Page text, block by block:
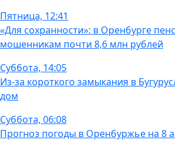
Пятница, 12:41
«Для сохранности»: в Оренбурге
мошенникам почти 8,6 млн рублей
Суббота, 14:05
Из-за короткого замыкания в
дом
Суббота, 06:08
Прогноз погоды в Оренбуржье на 8